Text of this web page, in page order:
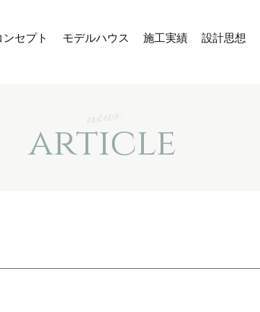
ンセプト モデルハウス 施工実績 設計思想
article